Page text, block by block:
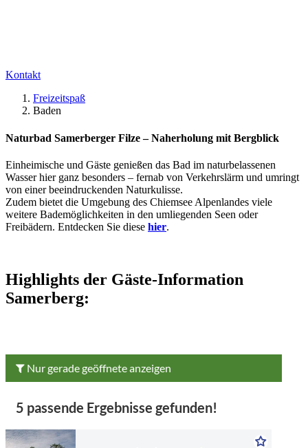
Kontakt
Freizeitspaß
Baden
Naturbad Samerberger Filze – Naherholung mit Bergblick
Einheimische und Gäste genießen das Bad im naturbelassenen
Wasser hier ganz besonders – fernab von Verkehrslärm und umringt
von einer beeindruckenden Naturkulisse.
Zudem bietet die Umgebung des Chiemsee Alpenlandes viele
weitere Bademöglichkeiten in den umliegenden Seen oder
Freibädern. Entdecken Sie diese hier.
Highlights der Gäste-Information
Samerberg: